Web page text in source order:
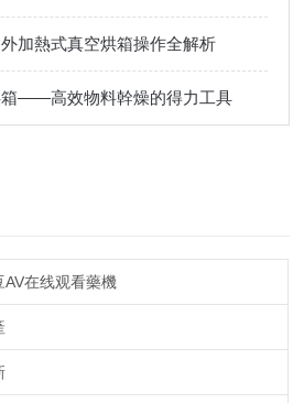
加熱式真空烘箱操作全解析
箱——高效物料幹燥的得力工具
AV在线观看藥機